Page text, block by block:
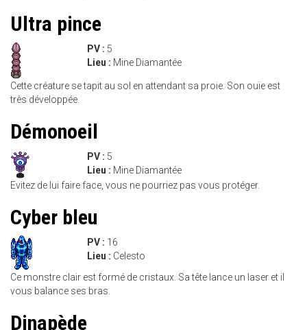
Ultra pince
PV : 5
Lieu : Mine Diamantée
Cette créature se tapit au sol en attendant sa proie. Son ouïe est
très développée.
Démonoeil
PV : 5
Lieu : Mine Diamantée
Evitez de lui faire face, vous ne pourriez pas vous protéger.
Cyber bleu
PV : 16
Lieu : Celesto
Ce monstre clair est formé de cristaux. Sa tête lance un laser et il
vous balance ses bras.
Dinapède